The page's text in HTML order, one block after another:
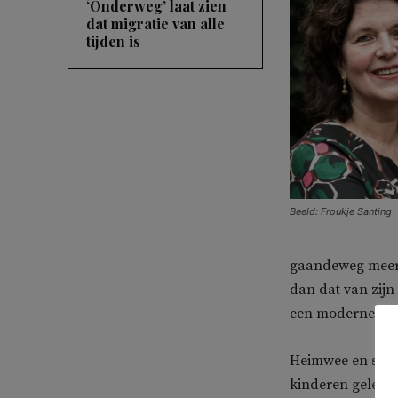
‘Onderweg’ laat zien
dat migratie van alle
tijden is
Beeld: Froukje Santing
gaandeweg
dan dat van zijn
een moderne
Heimwee en
kinderen